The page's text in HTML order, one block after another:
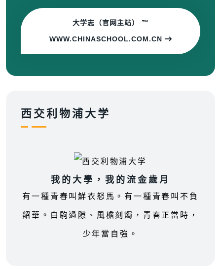
大学志（官网主站） ™
WWW.CHINASCHOOL.COM.CN
西交利物浦大学
我的大學，我的流金歲月
有一種青春叫鮮衣怒馬。有一種青春叫不負
韶華。白駒過隙、風檐刻燭，青春正當時，
少年當自強。